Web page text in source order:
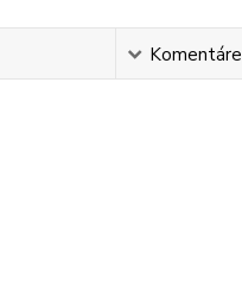
Komentáre